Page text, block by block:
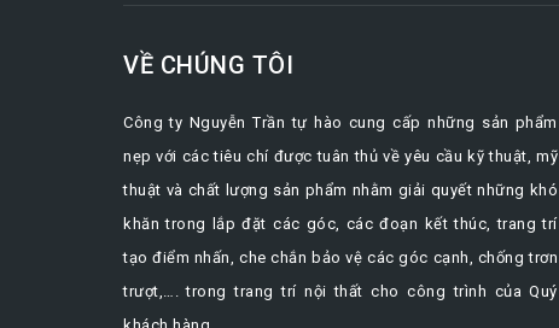
VỀ CHÚNG TÔI
Công ty Nguyễn Trần tự hào cung cấp những sản phẩm
nẹp với các tiêu chí được tuân thủ về yêu cầu kỹ thuật, mỹ
thuật và chất lượng sản phẩm nhằm giải quyết những khó
khăn trong lắp đặt các góc, các đoạn kết thúc, trang trí
tạo điểm nhấn, che chắn bảo vệ các góc cạnh, chống trơn
trượt,…. trong trang trí nội thất cho công trình của Quý